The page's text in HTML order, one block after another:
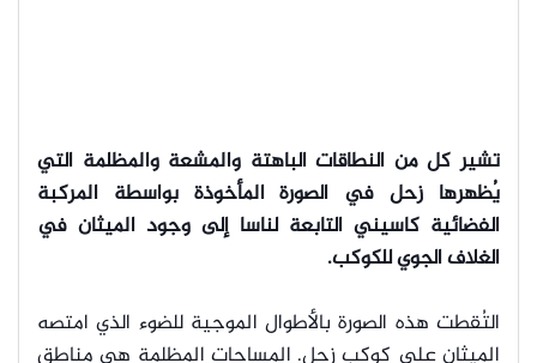
تشير كل من النطاقات الباهتة والمشعة والمظلمة التي
يُظهرها زحل في الصورة المأخوذة بواسطة المركبة
الفضائية كاسيني التابعة لناسا إلى وجود الميثان في
الغلاف الجوي للكوكب.
التُقطت هذه الصورة بالأطوال الموجية للضوء الذي امتصه
الميثان على كوكب زحل. المساحات المظلمة هي مناطق